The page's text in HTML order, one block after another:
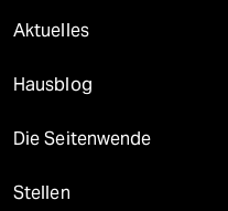
Aktuelles
Hausblog
Die Seitenwende
Stellen